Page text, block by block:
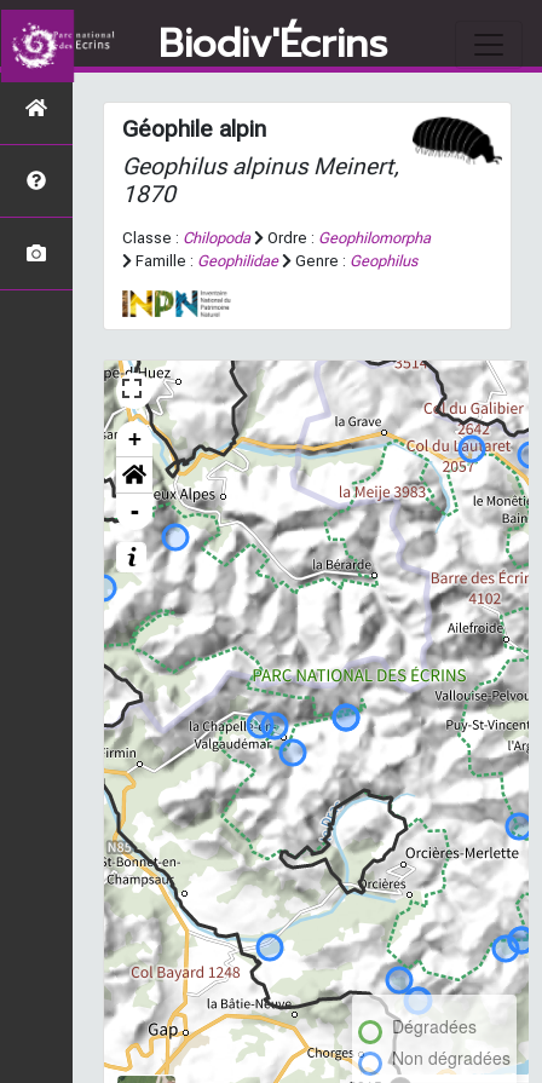
Biodiv'Écrins
Géophile alpin
Geophilus alpinusMeinert,
1870
Classe : Chilopoda Ordre : Geophilomorpha
Famille : Geophilidae Genre : Geophilus
+
-
Dégradées
Non dégradées